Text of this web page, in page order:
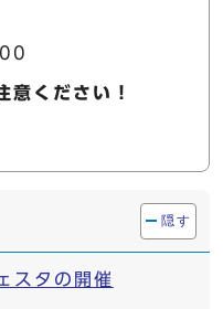
意ください！
隠す
スタの開催